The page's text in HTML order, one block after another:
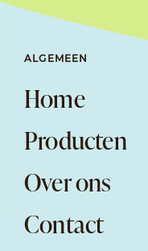
ALGEMEEN
Home
Producten
Over ons
Contact